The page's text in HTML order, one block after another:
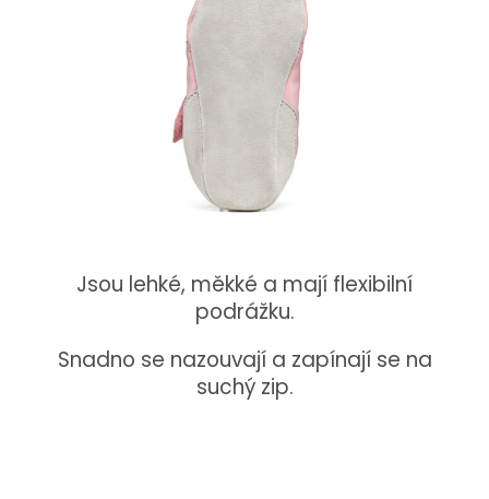
Jsou lehké, měkké a mají flexibilní
podrážku.
Snadno se nazouvají a zapínají se na
suchý zip.